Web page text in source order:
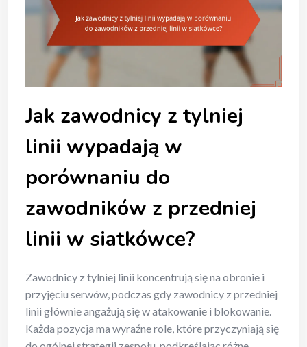
Jak zawodnicy z tylniej
linii wypadają w
porównaniu do
zawodników z przedniej
linii w siatkówce?
Zawodnicy z tylniej linii koncentrują się na obronie i
przyjęciu serwów, podczas gdy zawodnicy z przedniej
linii głównie angażują się w atakowanie i blokowanie.
Każda pozycja ma wyraźne role, które przyczyniają się